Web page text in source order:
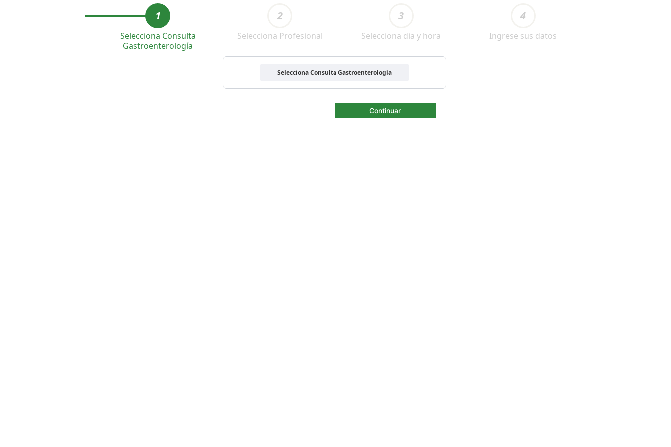
1
Selecciona Consulta
Gastroenterología
2
Selecciona Profesional
3
Selecciona dia y hora
4
Ingrese sus datos
Selecciona Consulta Gastroenterología
Continuar